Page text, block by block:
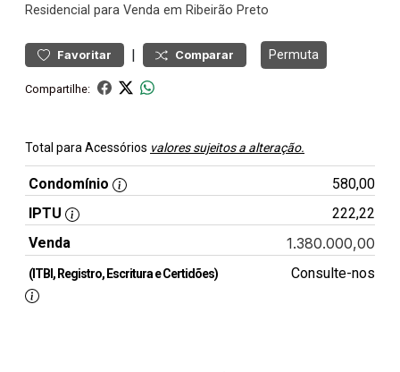
Residencial para Venda em Ribeirão Preto
Favoritar | Comparar Permuta
Compartilhe:
Total para Acessórios valores sujeitos a alteração.
Condomínio
580,00
IPTU
222,22
Venda
1.380.000,00
(ITBI, Registro, Escritura e Certidões) Consulte-nos